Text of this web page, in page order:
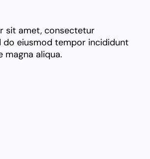
sit amet, consectetur
do eiusmod tempor incididunt
aliqua.